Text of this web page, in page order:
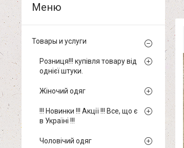
Товары и услуги
Розниця!!! купівля товару від
однієї штуки.
Жіночий одяг
!!! Новинки !!! Акції !!! Все, що є
в Україні !!!
Чоловічий одяг